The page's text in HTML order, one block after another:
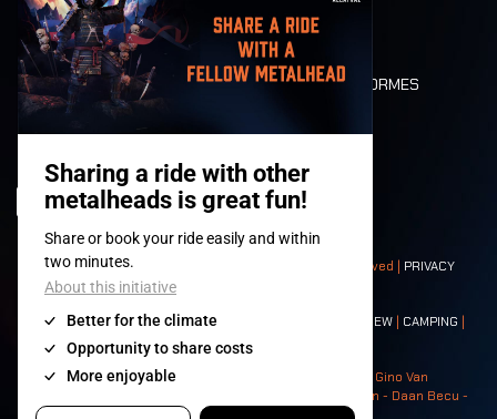
LONE WOLVES
PLAN
DEATH RIDE
VALEURS ET NORMES
HISTOIRE
© 2008-2026- Apache Productions VZW – All rights reserved | PRIVACY
POLICY|CONDITIONS GÉNÉRALES
Contact:GENERAL| PARTNERSHIPS CREW | CAMPING |
NEIGHBOURS
Photos: Ann Kermans - Hans Van Hoof - Eliaz Bruggeman - Gino Van
Lancker - Tim Tronckoe - Elsie Roymans - Stijn Verbruggen - Daan Becu -
Claus Christa - Devid Camerlynck